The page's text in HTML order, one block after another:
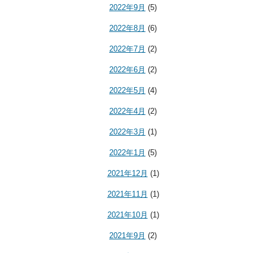
2022年9月 (5)
2022年8月 (6)
2022年7月 (2)
2022年6月 (2)
2022年5月 (4)
2022年4月 (2)
2022年3月 (1)
2022年1月 (5)
2021年12月 (1)
2021年11月 (1)
2021年10月 (1)
2021年9月 (2)